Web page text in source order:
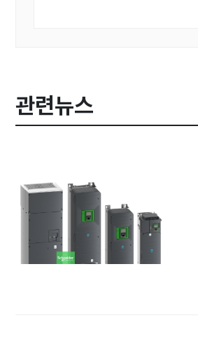
관련뉴스